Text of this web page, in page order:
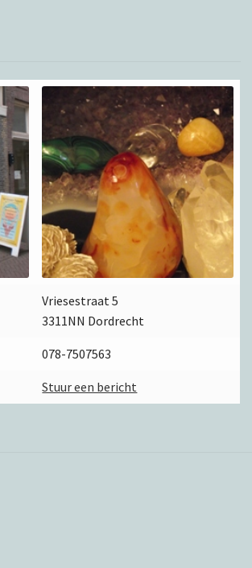
Vriesestraat 5
3311NN Dordrecht
078-7507563
Stuur een bericht